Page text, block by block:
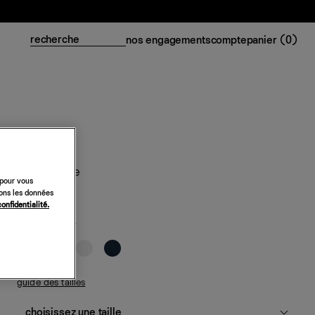
nos engagementscomptepanier (0)
Top Gabbie
228 €
carreaux remy
guide des tailles
vous
les données